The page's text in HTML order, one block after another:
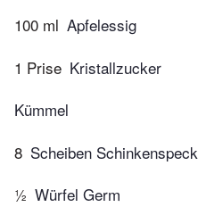
100 ml Apfelessig
1 Prise Kristallzucker
Kümmel
8 Scheiben Schinkenspeck
½ Würfel Germ